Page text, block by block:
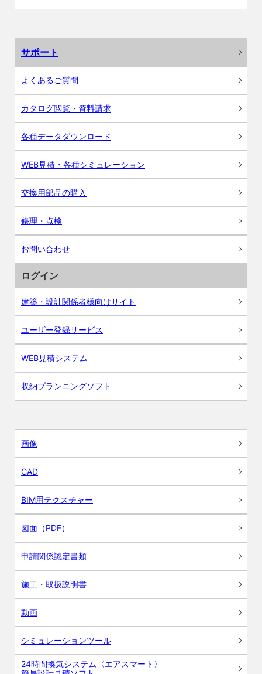
サポート
よくあるご質問
カタログ閲覧・資料請求
各種データダウンロード
WEB見積・各種シミュレーション
交換用部品の購入
修理・点検
お問い合わせ
ログイン
建築・設計関係者様向けサイト
ユーザー登録サービス
WEB見積システム
収納プランニングソフト
画像
CAD
BIM用テクスチャー
図面（PDF）
申請関係認定書類
施工・取扱説明書
動画
シミュレーションツール
24時間換気システム〈エアスマート〉